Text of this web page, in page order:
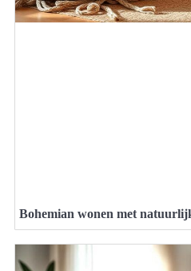
Bohemian wonen met